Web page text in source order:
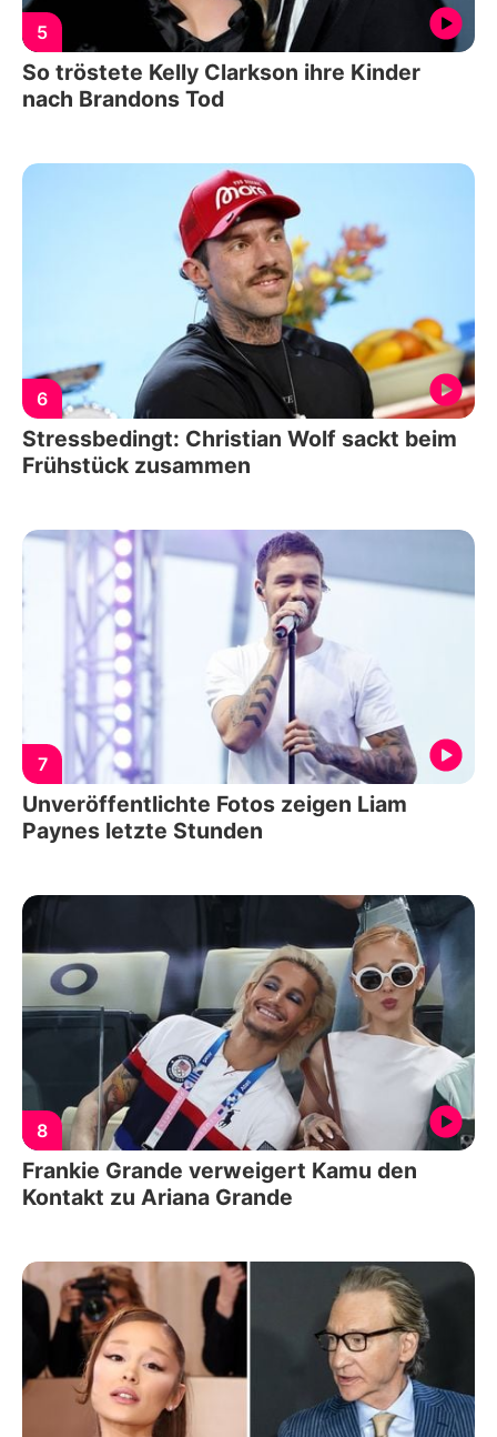
5
So tröstete Kelly Clarkson ihre Kinder
nach Brandons Tod
6
Stressbedingt: Christian Wolf sackt beim
Frühstück zusammen
7
Unveröffentlichte Fotos zeigen Liam
Paynes letzte Stunden
8
Frankie Grande verweigert Kamu den
Kontakt zu Ariana Grande